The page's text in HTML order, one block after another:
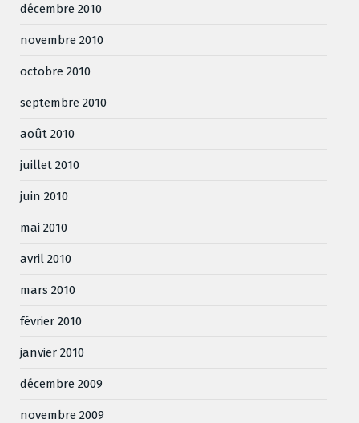
décembre 2010
novembre 2010
octobre 2010
septembre 2010
août 2010
juillet 2010
juin 2010
mai 2010
avril 2010
mars 2010
février 2010
janvier 2010
décembre 2009
novembre 2009